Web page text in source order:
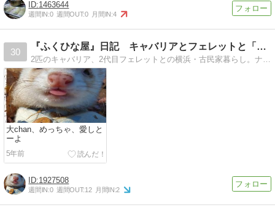
1463644
週間IN:0 週間OUT:0 月間IN:4
30
『ふくひな屋』日記 キャバリアとフェレットと「おうちゴハン」
2匹のキャバリア、2代目フェレットとの横浜・古民家暮らし。ナチュラル・フードコーディネーターが提案する毎日の「おうちゴハン」「おうちCafe」
大chan、めっちゃ、愛しと
ーよ
5年前
1927508
週間IN:0 週間OUT:12 月間IN:2